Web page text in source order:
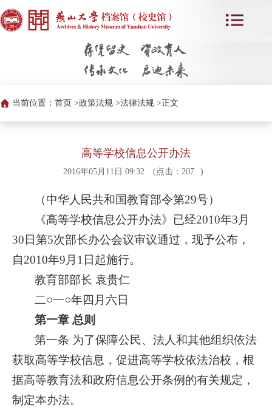
当前位置： 首页 >政策法规 >法律法规 >正文
高等学校信息公开办法
2016年05月11日 09:32 (点击： 207 )
（中华人民共和国教育部令第29号）
《高等学校信息公开办法》已经2010年3月
30日第5次部长办公会议审议通过，现予公布，
自2010年9月1日起施行。
教育部部长 袁贵仁
二○一○年四月六日
第一章 总则
第一条 为了保障公民、法人和其他组织依法
获取高等学校信息，促进高等学校依法治校，根
据高等教育法和政府信息公开条例的有关规定，
制定本办法。